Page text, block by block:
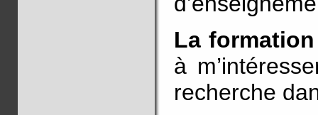
La
à
recherche